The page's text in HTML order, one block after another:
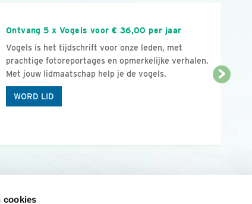
cookies
Ontvang 5 x Vogels voor € 36,00 per jaar
Vogels is het tijdschrift voor onze leden, met
prachtige fotoreportages en opmerkelijke verhalen.
Met jouw lidmaatschap help je de vogels.
WORD LID